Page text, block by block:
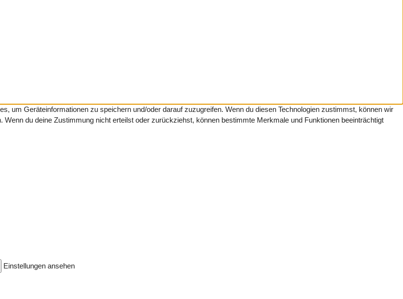
um Geräteinformationen zu speichern und/oder darauf zuzugreifen. Wenn du diesen Technologien zustimmst, können wir
du deine Zustimmung nicht erteilst oder zurückziehst, können bestimmte Merkmale und Funktionen beeinträchtigt
Einstellungen ansehen